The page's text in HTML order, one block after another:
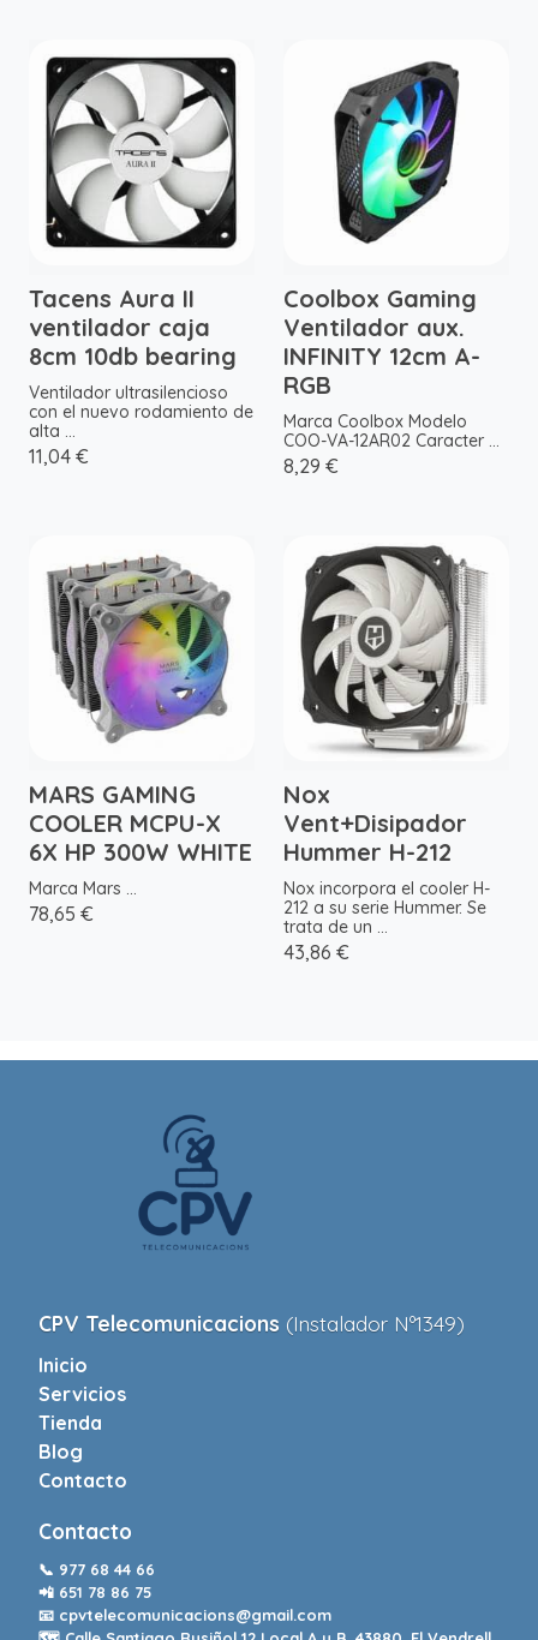
Tacens Aura II
ventilador caja
8cm 10db bearing
Ventilador ultrasilencioso
con el nuevo rodamiento de
alta ...
11,04 €
Coolbox Gaming
Ventilador aux.
INFINITY 12cm A-
RGB
Marca Coolbox Modelo
COO-VA-12AR02 Caracter ...
8,29 €
MARS GAMING
COOLER MCPU-X
6X HP 300W WHITE
Marca Mars ...
78,65 €
Nox
Vent+Disipador
Hummer H-212
Nox incorpora el cooler H-
212 a su serie Hummer. Se
trata de un ...
43,86 €
CPV Telecomunicacions (Instalador Nº1349)
Inicio
Servicios
Tienda
Blog
Contacto
Contacto
📞 977 68 44 66
📲 651 78 86 75
📧 cpvtelecomunicacions@gmail.com